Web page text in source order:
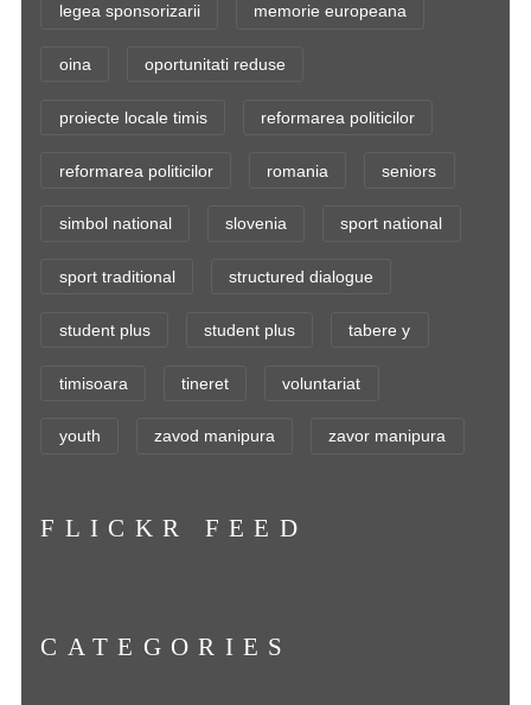
legea sponsorizarii memorie europeana
oina oportunitati reduse
proiecte locale timis reformarea politicilor
reformarea politicilor romania seniors
simbol national slovenia sport national
sport traditional structured dialogue
student plus student plus tabere y
timisoara tineret voluntariat
youth zavod manipura zavor manipura
FLICKR FEED
CATEGORIES